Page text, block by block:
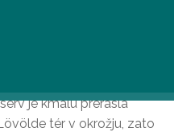
je kmalu prerasla
tér v okrožju, zato